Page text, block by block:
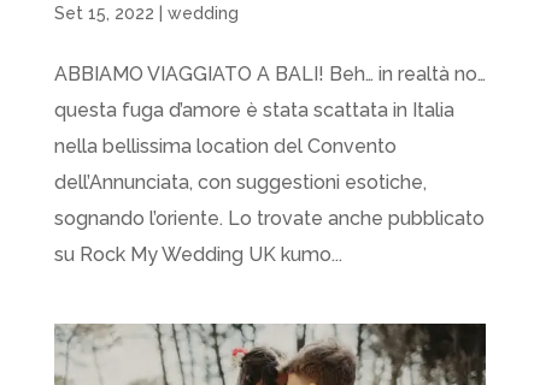
Set 15, 2022 | wedding
ABBIAMO VIAGGIATO A BALI! Beh… in realtà no…
questa fuga d’amore è stata scattata in Italia
nella bellissima location del Convento
dell’Annunciata, con suggestioni esotiche,
sognando l’oriente. Lo trovate anche pubblicato
su Rock My Wedding UK kumo...